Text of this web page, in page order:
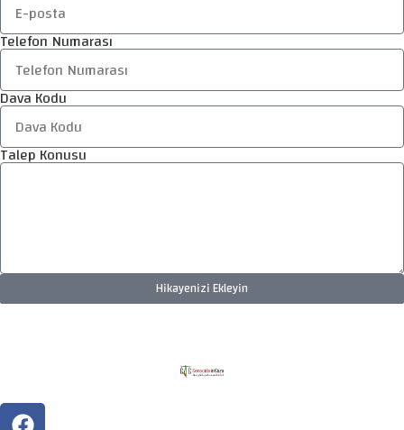
Telefon Numarası
Dava Kodu
Talep Konusu
Hikayenizi Ekleyin